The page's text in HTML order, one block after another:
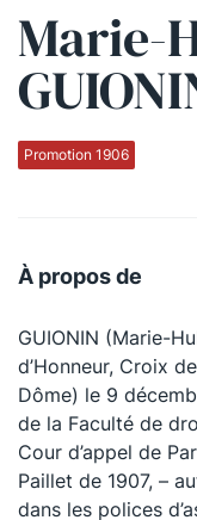
Marie-
Promotion 1906
À propos de
GUIONIN (Marie-
d’Honneur, Croix
Dôme) le 9
de la Faculté de
Cour d’appel de
Paillet de 1907, –
dans les polices
Qui sommes-
La Conférence
La défense pénale
Le Concours de la
La Conférence Berryer
La Petite Conférence